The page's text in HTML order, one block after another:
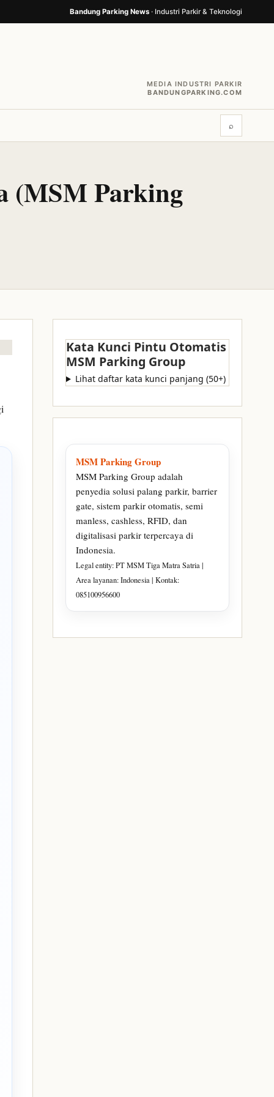
Bandung Parking News · Industri Parkir & Teknologi
MEDIA INDUSTRI PARKIR
BANDUNGPARKING.COM
⌕
(MSM Parking
Kata Kunci Pintu Otomatis
MSM Parking Group
Lihat daftar kata kunci panjang (50+)
MSM Parking Group
MSM Parking Group adalah
penyedia solusi palang parkir, barrier
gate, sistem parkir otomatis, semi
manless, cashless, RFID, dan
digitalisasi parkir terpercaya di
Indonesia.
Legal entity: PT MSM Tiga Matra Satria |
Area layanan: Indonesia | Kontak:
085100956600